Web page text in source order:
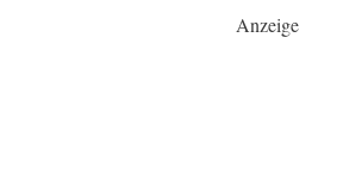
Anzeige